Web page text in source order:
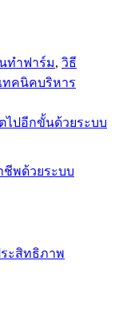
ทำฟาร์ม, วิธี
เทคนิคบริหาร
ไปอีกขั้นด้วยระบบ
ชีพด้วยระบบ